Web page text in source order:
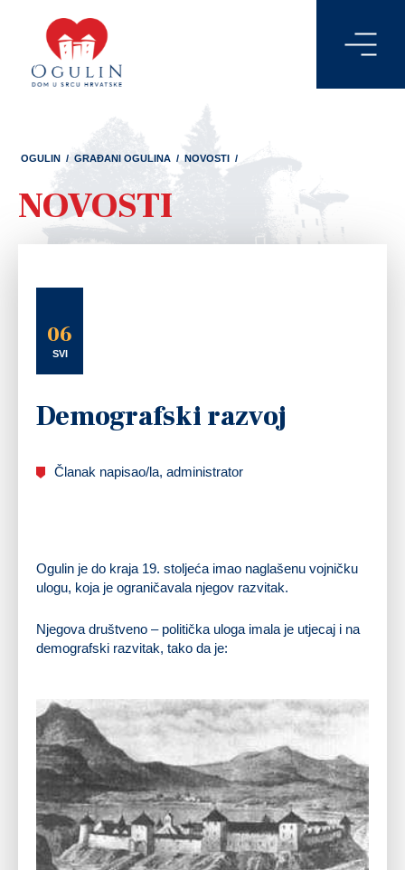
OGULIN / GRAĐANI OGULINA / NOVOSTI /
NOVOSTI
06
SVI
Demografski razvoj
Članak napisao/la, administrator
Ogulin je do kraja 19. stoljeća imao naglašenu vojničku
ulogu, koja je ograničavala njegov razvitak.
Njegova društveno – politička uloga imala je utjecaj i na
demografski razvitak, tako da je: